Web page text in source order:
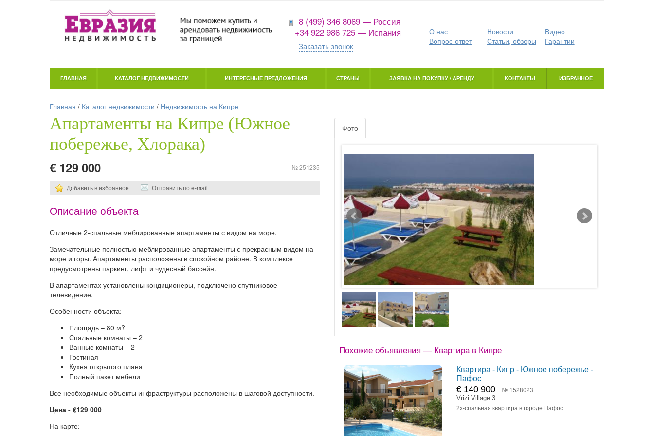
8 (499) 346 8069 — Россия
+34 922 986 725 — Испания
Заказать звонок
О нас Новости
Видео
Вопрос-ответ
Статьи, обзоры Гарантии
ГЛАВНАЯ КАТАЛОГ НЕДВИЖИМОСТИ ИНТЕРЕСНЫЕ ПРЕДЛОЖЕНИЯ СТРАНЫ ЗАЯВКА НА ПОКУПКУ / АРЕНДУ КОНТАКТЫ ИЗБРАННОЕ
Главная / Каталог недвижимости / Недвижимость на Кипре
Апартаменты на Кипре (Южное
побережье, Хлорака)
€ 129 000 № 251235
Добавить в избранное Отправить по e-mail
Описание объекта
Отличные 2-спальные меблированные апартаменты с видом на море.
Замечательные полностью меблированные апартаменты с прекрасным видом на
море и горы. Апартаменты расположены в спокойном районе. В комплексе
предусмотрены паркинг, лифт и чудесный бассейн.
В апартаментах установлены кондиционеры, подключено спутниковое
телевидение.
Особенности объекта:
Площадь – 80 м?
Спальные комнаты – 2
Ванные комнаты – 2
Гостиная
Кухня открытого плана
Полный пакет мебели
Все необходимые объекты инфраструктуры расположены в шаговой доступности.
Цена - €129 000
На карте:
Фото
Похожие объявления — Квартира в Кипре
Квартира - Кипр - Южное побережье -
Пафос
€ 140 900 № 1528023
Vrizi Village 3
2х-спальная квартира в городе Пафос.